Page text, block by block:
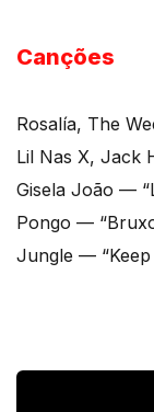
Canções
Rosalía, The
Lil Nas X, Jack
Gisela João —
Pongo —
Jungle — “Keep